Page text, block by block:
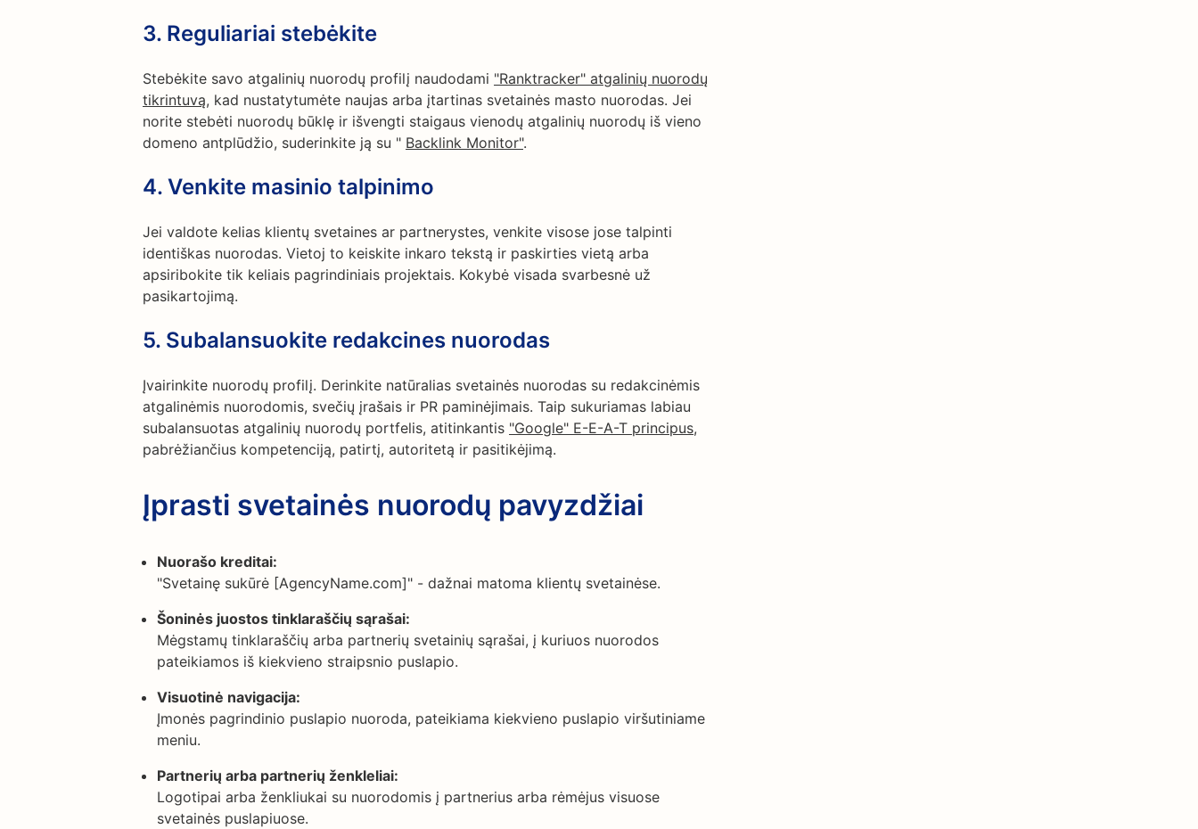
3. Reguliariai stebėkite
Stebėkite savo atgalinių nuorodų profilį naudodami "Ranktracker" atgalinių nuorodų
tikrintuvą, kad nustatytumėte naujas arba įtartinas svetainės masto nuorodas. Jei
norite stebėti nuorodų būklę ir išvengti staigaus vienodų atgalinių nuorodų iš vieno
domeno antplūdžio, suderinkite ją su " Backlink Monitor".
4. Venkite masinio talpinimo
Jei valdote kelias klientų svetaines ar partnerystes, venkite visose jose talpinti
identiškas nuorodas. Vietoj to keiskite inkaro tekstą ir paskirties vietą arba
apsiribokite tik keliais pagrindiniais projektais. Kokybė visada svarbesnė už
pasikartojimą.
5. Subalansuokite redakcines nuorodas
Įvairinkite nuorodų profilį. Derinkite natūralias svetainės nuorodas su redakcinėmis
atgalinėmis nuorodomis, svečių įrašais ir PR paminėjimais. Taip sukuriamas labiau
subalansuotas atgalinių nuorodų portfelis, atitinkantis "Google" E-E-A-T principus,
pabrėžiančius kompetenciją, patirtį, autoritetą ir pasitikėjimą.
Įprasti svetainės nuorodų pavyzdžiai
Nuorašo kreditai:
"Svetainę sukūrė [AgencyName.com]" - dažnai matoma klientų svetainėse.
Šoninės juostos tinklaraščių sąrašai:
Mėgstamų tinklaraščių arba partnerių svetainių sąrašai, į kuriuos nuorodos
pateikiamos iš kiekvieno straipsnio puslapio.
Visuotinė navigacija:
Įmonės pagrindinio puslapio nuoroda, pateikiama kiekvieno puslapio viršutiniame
meniu.
Partnerių arba partnerių ženkleliai:
Logotipai arba ženkliukai su nuorodomis į partnerius arba rėmėjus visuose
svetainės puslapiuose.